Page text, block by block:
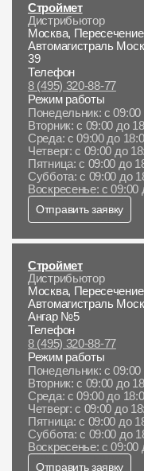
Строймет
Дистрибьютор
Москва,
Автомагистраль
39
Телефон
8 (495) 320-88-77
Режим работы
Понедельник: с 09:00
Вторник: с 09:00 до
Среда: с 09:00 до
Четверг: с 09:00 до
Пятница: с 09:00 до
Суббота: с 09:00 до
Воскресенье: с 09:00
Отправить заявку
Строймет
Дистрибьютор
Москва,
Автомагистраль
Ангар №5
Телефон
8 (495) 320-88-77
Режим работы
Понедельник: с 09:00
Вторник: с 09:00 до
Среда: с 09:00 до
Четверг: с 09:00 до
Пятница: с 09:00 до
Суббота: с 09:00 до
Воскресенье: с 09:00
Отправить заявку